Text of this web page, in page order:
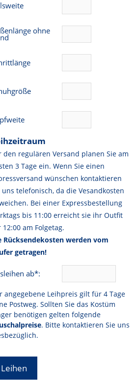
ohne
den regulären Versand planen Sie am
3 Tage ein. Wenn Sie einen
wünschen kontaktieren
uns telefonisch, da die Vesandkosten
Bei einer Expressbestellung
bis 11:00 erreicht sie ihr Outfit
12:00 am Folgetag.
Rücksendekosten werden vom
getragen!
ab*:
angegebene Leihpreis gilt für 4 Tage
Postweg. Sollten Sie das Kostüm
benötigen gelten folgende
. Bitte kontaktieren Sie uns
Leihen